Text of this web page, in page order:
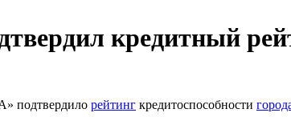
кредитный
подтвердило рейтинг кредитоспособности